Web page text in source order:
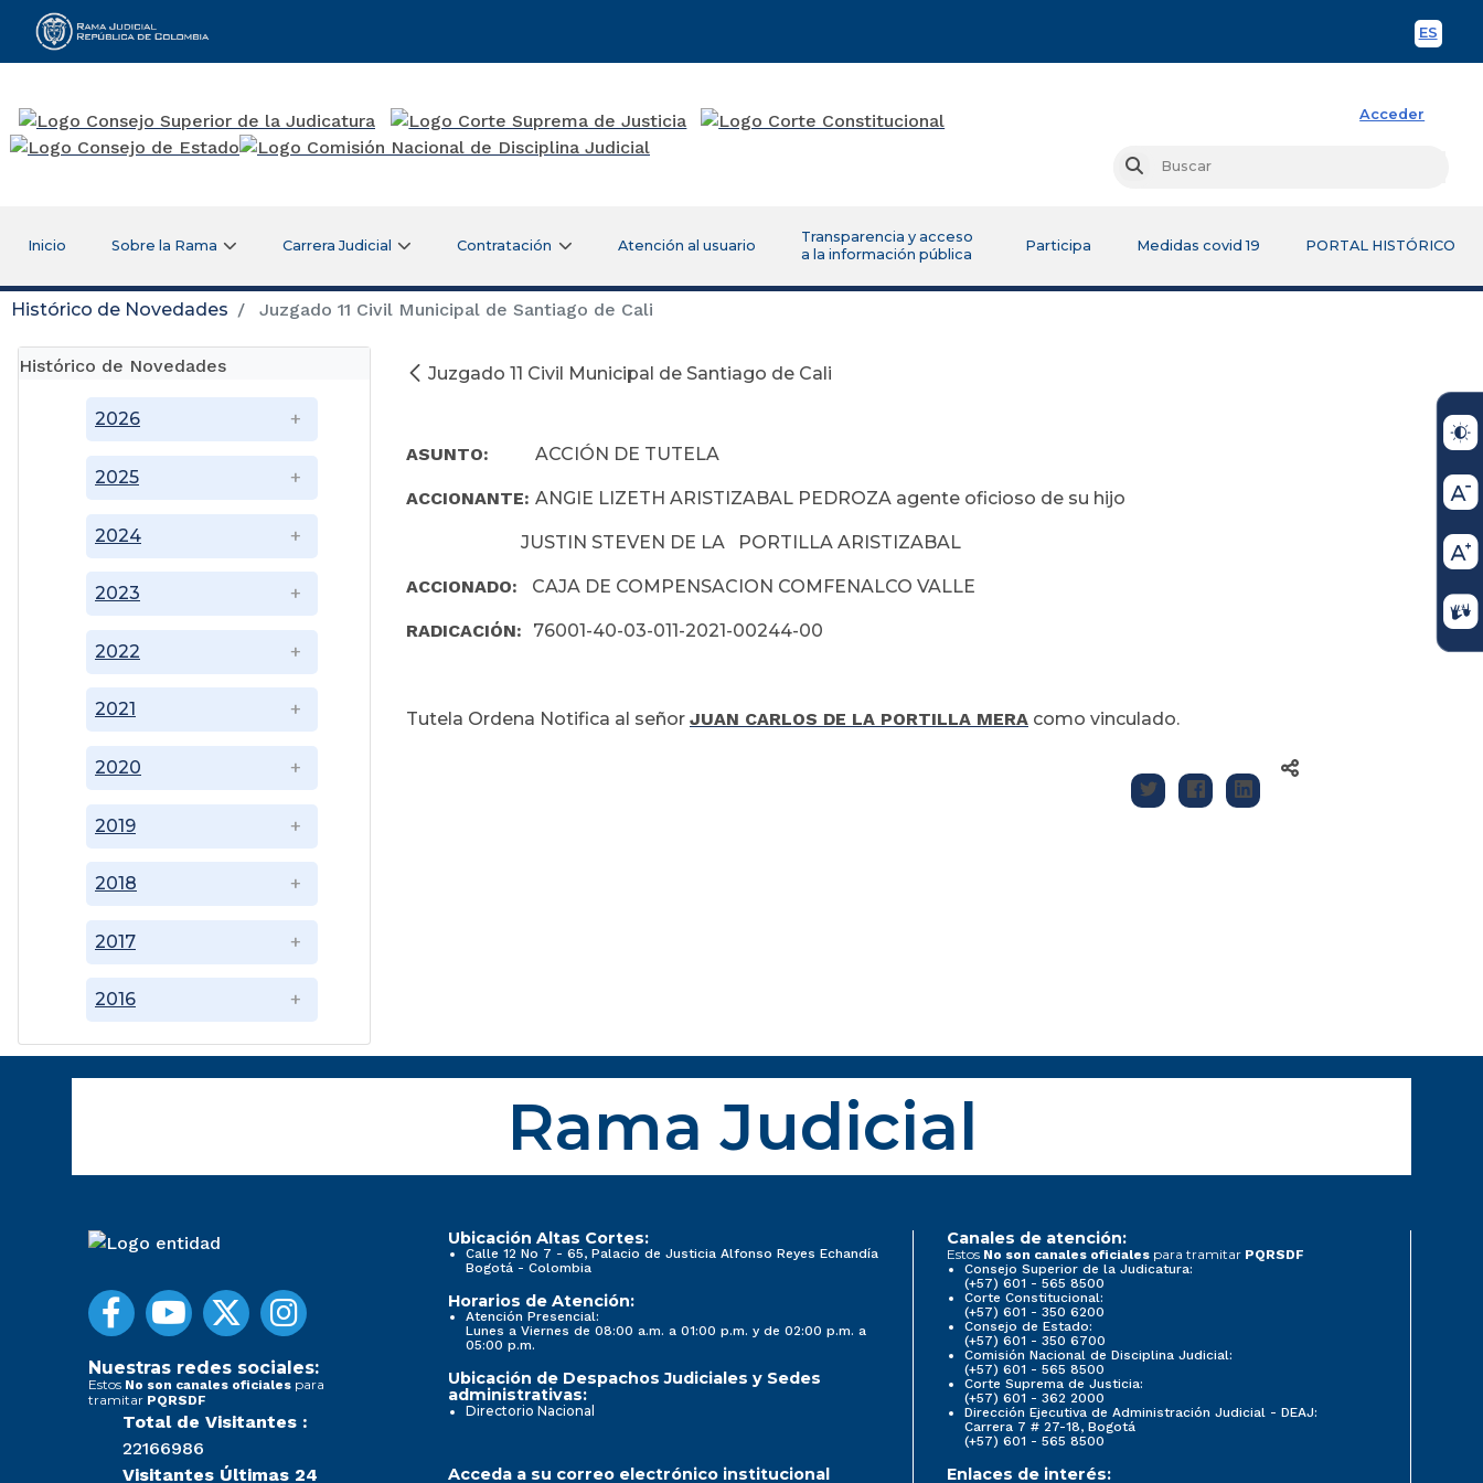
ES
Rama Judicial
Acceder
Buscar
Inicio Sobre la Rama Carrera Judicial Contratación Atención al usuario
Transparencia y acceso
a la información pública
Participa Medidas covid 19 PORTAL HISTÓRICO
Histórico de Novedades Juzgado 11 Civil Municipal de Santiago de Cali
Histórico de Novedades
2016
2017
2018
2019
2020
2021
2022
2023
2024
2025
2026
Juzgado 11 Civil Municipal de Santiago de Cali
ASUNTO: ACCIÓN DE TUTELA
ACCIONANTE: ANGIE LIZETH ARISTIZABAL PEDROZA agente oficioso de su hijo
JUSTIN STEVEN DE LA PORTILLA ARISTIZABAL
ACCIONADO: CAJA DE COMPENSACION COMFENALCO VALLE
RADICACIÓN: 76001-40-03-011-2021-00244-00
Tutela Ordena Notifica al señor JUAN CARLOS DE LA PORTILLA MERA como vinculado.
Rama Judicial
Nuestras redes sociales:
Estos No son canales oficiales para
tramitar PQRSDF
Total de Visitantes :
22166986
Visitantes Últimas 24
Ubicación Altas Cortes:
Calle 12 No 7 - 65, Palacio de Justicia Alfonso Reyes Echandía
Bogotá - Colombia
Horarios de Atención:
Atención Presencial:
Lunes a Viernes de 08:00 a.m. a 01:00 p.m. y de 02:00 p.m. a
05:00 p.m.
Ubicación de Despachos Judiciales y Sedes
administrativas:
Directorio Nacional
Canales de atención:
Estos No son canales oficiales para tramitar PQRSDF
Consejo Superior de la Judicatura:
(+57) 601 - 565 8500
Corte Constitucional:
(+57) 601 - 350 6200
Consejo de Estado:
(+57) 601 - 350 6700
Comisión Nacional de Disciplina Judicial:
(+57) 601 - 565 8500
Corte Suprema de Justicia:
(+57) 601 - 362 2000
Dirección Ejecutiva de Administración Judicial - DEAJ:
Carrera 7 # 27-18, Bogotá
(+57) 601 - 565 8500
Acceda a su correo electrónico institucional Enlaces de interés: